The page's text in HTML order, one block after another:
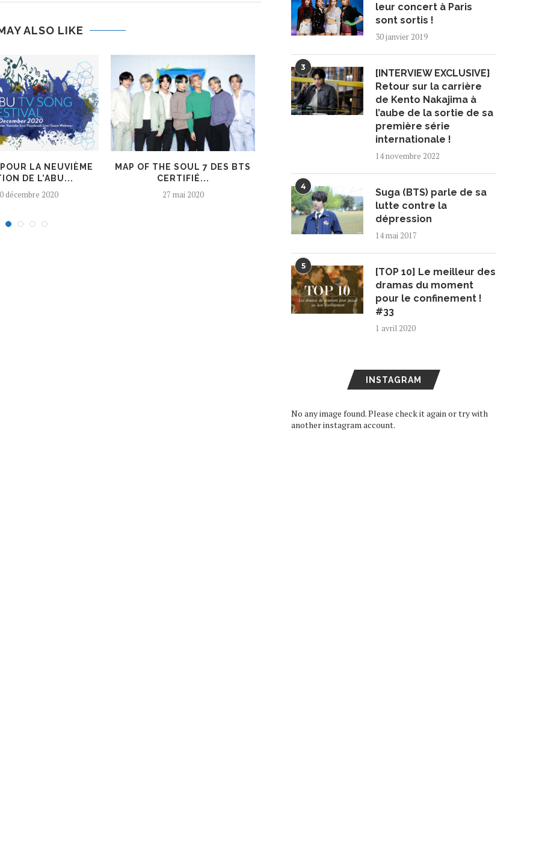
ALSO LIKE
LA NEUVIÈME
DE L’ABU...
décembre 2020
MAP OF THE SOUL 7 DES BTS
CERTIFIÉ...
27 mai 2020
DÉPART ET SIGNE AVEC...
7 mai 2020
COLLABORATION ENTRE
leur concert à Paris
sont sortis !
30 janvier 2019
3
[INTERVIEW EXCLUSIVE]
Retour sur la carrière
de Kento Nakajima à
l’aube de la sortie de sa
première série
internationale !
14 novembre 2022
4
Suga (BTS) parle de sa
lutte contre la
dépression
14 mai 2017
5
[TOP 10] Le meilleur des
dramas du moment
pour le confinement !
#33
1 avril 2020
INSTAGRAM
No any image found. Please check it again or try with
another instagram account.